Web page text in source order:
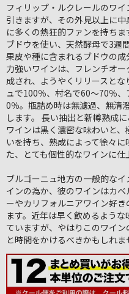
フィリップ・ルクレールのワ
引きますが、その外見以上に
に多くの熱狂的ファンを持ち
ブドウを使い、天然酵母で3週
果皮や種に含まれるブドウの成
力強いワインは、フレンチオ
成され、ようやくリリースと
ュで100％、村名で60～70％
0％。瓶詰め時は無濾過、無清
します。 長い抽出と新樽熟成
ワインは黒く濃密な味わいと
いを持ち、熟成によって徐々
た、とても個性的なワインに仕
ブルゴーニュ地方の一般的な
インの為か、彼のワインはカ
ーやカリフォルニアワイン好
ます。近年は早く飲めるよう
ていますが、やはりこのワイ
と時間をかけるべきかもしれま